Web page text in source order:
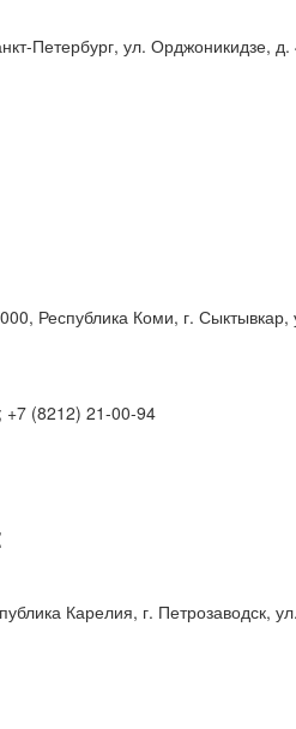
Петербург, ул. Орджоникидзе, д.
Республика Коми, г. Сыктывкар,
+7 (8212) 21-00-94
Карелия, г. Петрозаводск,